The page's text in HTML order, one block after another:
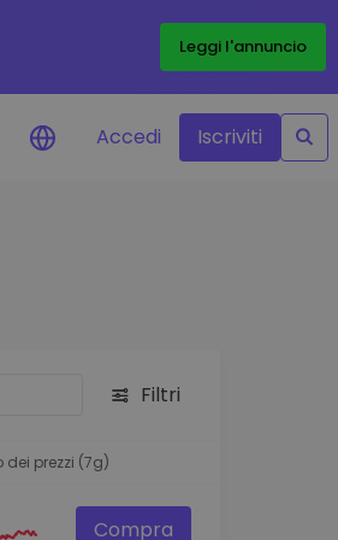
Leggi l'annuncio
Accedi Iscriviti
Filtri
dei prezzi (7g)
Compra